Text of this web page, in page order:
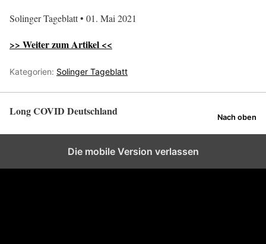
Solinger Tageblatt • 01. Mai 2021
>> Weiter zum Artikel <<
Kategorien: Solinger Tageblatt
Long COVID Deutschland Nach oben
Die mobile Version verlassen